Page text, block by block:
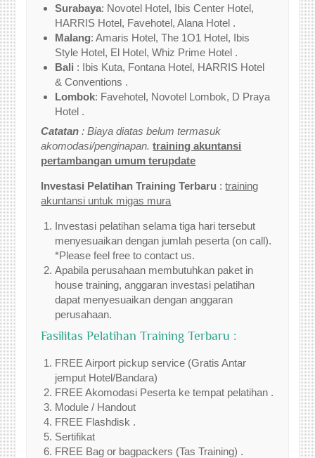
Surabaya: Novotel Hotel, Ibis Center Hotel,
HARRIS Hotel, Favehotel, Alana Hotel .
Malang: Amaris Hotel, The 1O1 Hotel, Ibis
Style Hotel, El Hotel, Whiz Prime Hotel .
Bali : Ibis Kuta, Fontana Hotel, HARRIS Hotel
& Conventions .
Lombok: Favehotel, Novotel Lombok, D Praya
Hotel .
Catatan: Biaya diatas belum termasuk
akomodasi/penginapan.training akuntansi
pertambangan umum terupdate
Investasi Pelatihan Training Terbaru :training
akuntansi untuk migas mura
Investasi pelatihan selama tiga hari tersebut
menyesuaikan dengan jumlah peserta (on call).
*Please feel free to contact us.
Apabila perusahaan membutuhkan paket in
house training, anggaran investasi pelatihan
dapat menyesuaikan dengan anggaran
perusahaan.
Fasilitas Pelatihan Training Terbaru :
FREE Airport pickup service (Gratis Antar
jemput Hotel/Bandara)
FREE Akomodasi Peserta ke tempat pelatihan .
Module / Handout
FREE Flashdisk .
Sertifikat
FREE Bag or bagpackers (Tas Training) .